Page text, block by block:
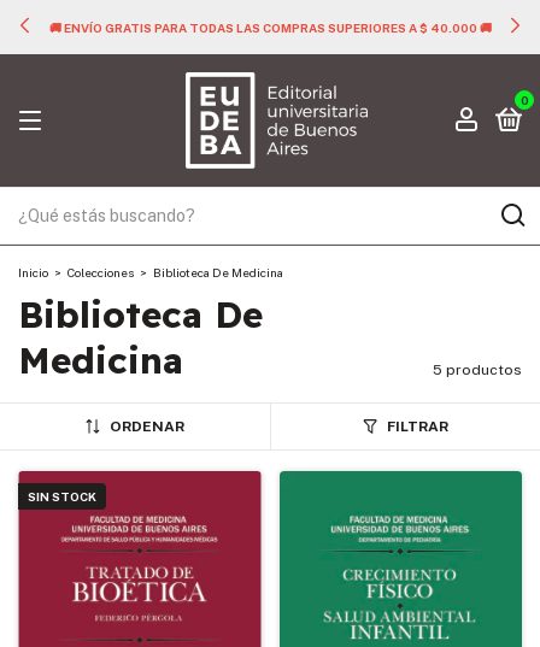
🚚 ENVÍO GRATIS PARA TODAS LAS COMPRAS SUPERIORES A $ 40.000 🚚
0
Inicio > Colecciones > Biblioteca De Medicina
Biblioteca De
Medicina
5 productos
ORDENAR FILTRAR
SIN STOCK